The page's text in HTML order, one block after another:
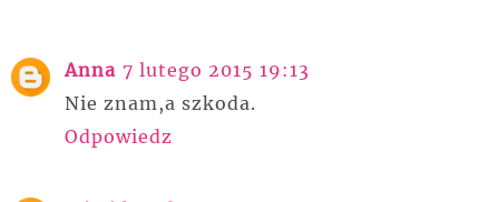
Anna 7 lutego 2015 19:13
Nie znam,a szkoda.
Odpowiedz